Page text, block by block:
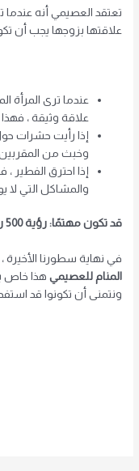
تعتقد العصيمي أنه عندما
علاقتها بزوجها يجب أن
عندما ترى المرأة
علاقة وثيقة ، فهذا
إذا رأيت حشرات
وخبث من
إذا احترق الفطير
والمشاكل التي لا
قد تكون مهتمًا: رؤية 500 ريال في المنام
في نهاية سطورنا
المنام للعصيمي هذا خاص
ونتمنى أن تكونوا قد